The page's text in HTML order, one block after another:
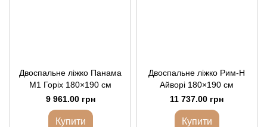
Двоспальне ліжко Панама
M1 Горіх 180×190 см
9 961.00 грн
Купити
Двоспальне ліжко Рим-Н
Айворі 180×190 см
11 737.00 грн
Купити